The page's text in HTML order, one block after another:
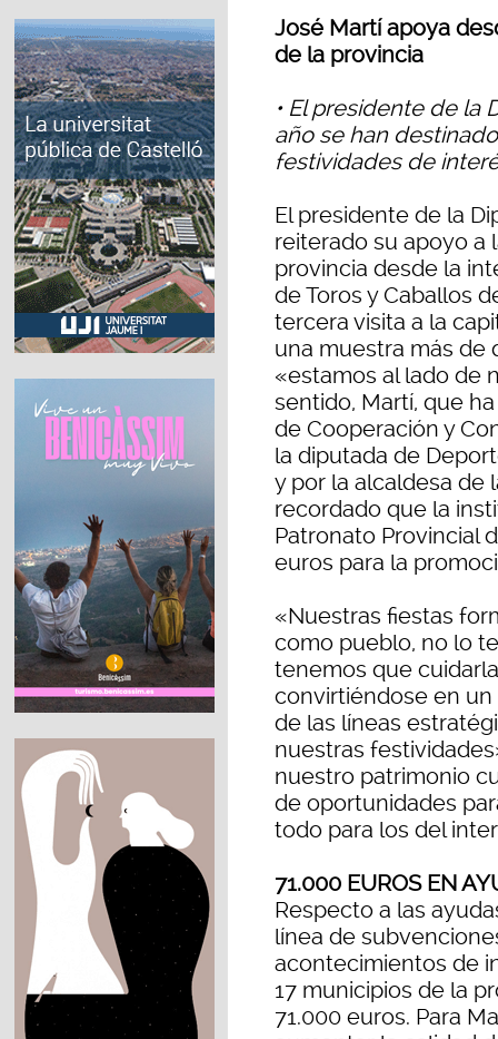
José Martí apoya
de la provincia
• El presidente de la
año se han
festividades de
El presidente de la
reiterado su apoyo a
provincia desde la
de Toros y Caballos
tercera visita a la
una muestra más de
«estamos al lado de
sentido, Martí, que
de Cooperación y
la diputada de
y por la alcaldesa de
recordado que la
Patronato Provincial
euros para la
«Nuestras fiestas
como pueblo, no lo
tenemos que
convirtiéndose en un
de las líneas
nuestras
nuestro patrimonio
de oportunidades
todo para los del
71.000 EUROS EN
Respecto a las
línea de
acontecimientos de
17 municipios de la
71.000 euros. Para